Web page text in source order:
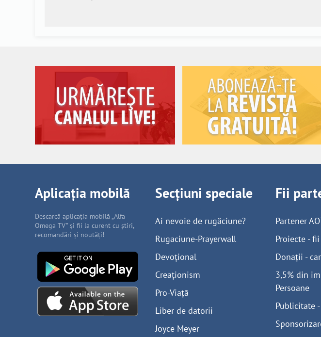
Aplicația mobilă
Descarcă aplicația mobilă „Alfa
Omega TV” și fii la curent cu știri,
recomandări și noutăți!
Secțiuni speciale
Ai nevoie de rugăciune?
Rugaciune-Prayerwall
Devoțional
Creaționism
Pro-Viață
Liber de datorii
Joyce Meyer
Fii
Partener
Proiecte -
Donații -
3,5% din
Persoane
Publicitate